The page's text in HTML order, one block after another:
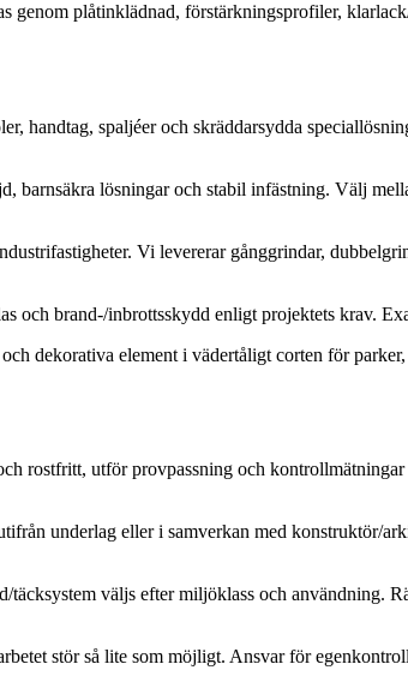
genom plåtinklädnad, förstärkningsprofiler,
handtag, spaljéer och skräddarsydda
barnsäkra lösningar och stabil infästning. Välj
Vi levererar gånggrindar,
och brand-/inbrottsskydd enligt projektets krav.
dekorativa element i vädertåligt corten för
rostfritt, utför provpassning och
underlag eller i samverkan med konstruktör/
väljs efter miljöklass och användning.
stör så lite som möjligt. Ansvar för